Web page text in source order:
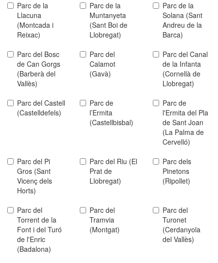
Parc de la
Llacuna
(Montcada i
Reixac)
Parc de la
Muntanyeta
(Sant Boi de
Llobregat)
Parc de la
Solana (Sant
Andreu de la
Barca)
Parc del Bosc
de Can Gorgs
(Barberà del
Vallès)
Parc del
Calamot
(Gavà)
Parc del Canal
de la Infanta
(Cornellà de
Llobregat)
Parc del Castell
(Castelldefels)
Parc de
l’Ermita
(Castellbisbal)
Parc de
l'Ermita del Pla
de Sant Joan
(La Palma de
Cervelló)
Parc del Pi
Gros (Sant
Vicenç dels
Horts)
Parc del Riu (El
Prat de
Llobregat)
Parc dels
Pinetons
(Ripollet)
Parc del
Torrent de la
Font i del Turó
de l'Enric
(Badalona)
Parc del
Tramvia
(Montgat)
Parc del
Turonet
(Cerdanyola
del Vallès)